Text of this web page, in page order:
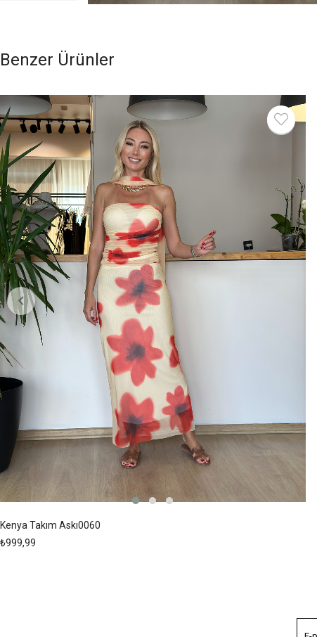
Benzer Ürünler
Kenya Takım Askı0060
₺999,99